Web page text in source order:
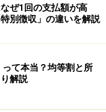
ぜ1回の支払額が高
別徴収」の違いを解説
て本当？均等割と所
解説